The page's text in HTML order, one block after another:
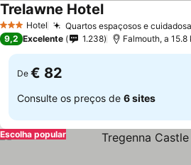
3 EstrelasHotel Quartos espaçosos e
Trelawne Hotel
9,2 Excelente 1.238 Falmouth, a
De € 82
Consulte os preços de 6 sites
Escolha popular